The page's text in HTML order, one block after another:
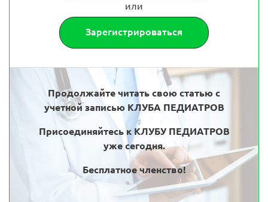
или
Зарегистрироваться
Продолжайте читать свою статью с
учетной записью КЛУБА ПЕДИАТРОВ
Присоединяйтесь к КЛУБУ ПЕДИАТРОВ
уже сегодня.
Бесплатное членство!